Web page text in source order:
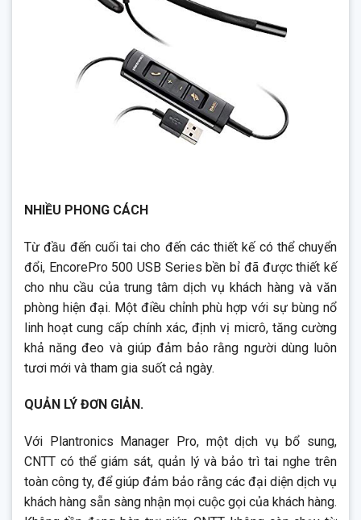
NHIỀU PHONG CÁCH
Từ đầu đến cuối tai cho đến các thiết kế có thể chuyển
đổi, EncorePro 500 USB Series bền bỉ đã được thiết kế
cho nhu cầu của trung tâm dịch vụ khách hàng và văn
phòng hiện đại. Một điều chỉnh phù hợp với sự bùng nổ
linh hoạt cung cấp chính xác, định vị micrô, tăng cường
khả năng đeo và giúp đảm bảo rằng người dùng luôn
tươi mới và tham gia suốt cả ngày.
QUẢN LÝ ĐƠN GIẢN.
Với Plantronics Manager Pro, một dịch vụ bổ sung,
CNTT có thể giám sát, quản lý và bảo trì tai nghe trên
toàn công ty, để giúp đảm bảo rằng các đại diện dịch vụ
khách hàng sẵn sàng nhận mọi cuộc gọi của khách hàng.